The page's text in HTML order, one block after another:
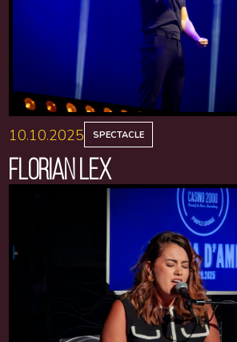
10.10.2025 SPECTACLE
FLORIAN LEX